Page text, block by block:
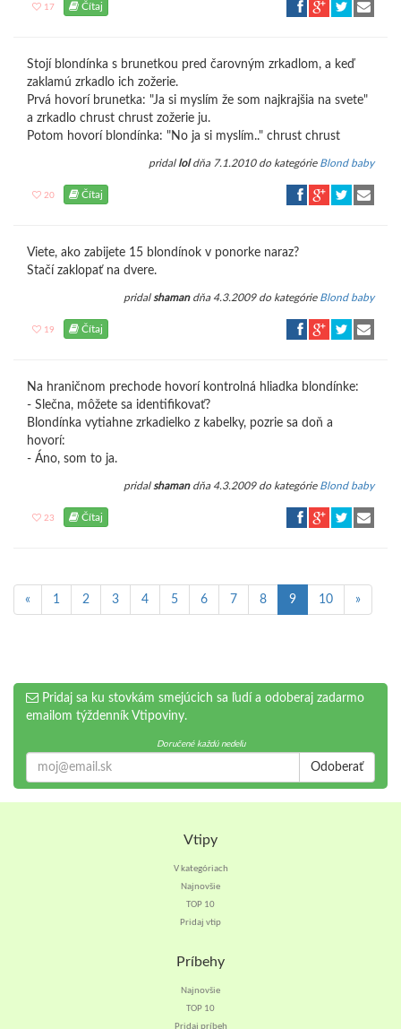
17 Čítaj
Stojí blondínka s brunetkou pred čarovným zrkadlom, a keď
zaklamú zrkadlo ich zožerie.
Prvá hovorí brunetka: "Ja si myslím že som najkrajšia na svete"
a zrkadlo chrust chrust zožerie ju.
Potom hovorí blondínka: "No ja si myslím.." chrust chrust
pridal loldňa 7.1.2010 do kategórie Blond baby
20 Čítaj
Viete, ako zabijete 15 blondínok v ponorke naraz?
Stačí zaklopať na dvere.
pridal shamandňa 4.3.2009 do kategórie Blond baby
19 Čítaj
Na hraničnom prechode hovorí kontrolná hliadka blondínke:
- Slečna, môžete sa identifikovať?
Blondínka vytiahne zrkadielko z kabelky, pozrie sa doň a
hovorí:
- Áno, som to ja.
pridal shamandňa 4.3.2009 do kategórie Blond baby
23 Čítaj
« 1 2 3 4 5 6 7 8 9 10 »
Pridaj sa ku stovkám smejúcich sa ľudí a odoberaj zadarmo
emailom týždenník Vtipoviny.
Doručené každú nedeľu
Odoberať
Vtipy
V kategóriach
Najnovšie
TOP 10
Pridaj vtip
Príbehy
Najnovšie
TOP 10
Pridaj príbeh